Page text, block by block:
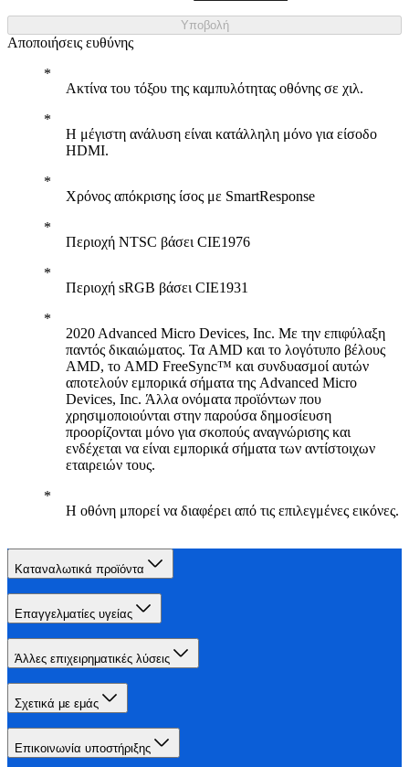
Υποβολή
Αποποιήσεις ευθύνης
Ακτίνα του τόξου της καμπυλότητας οθόνης σε χιλ.
Η μέγιστη ανάλυση είναι κατάλληλη μόνο για είσοδο
HDMI.
Χρόνος απόκρισης ίσος με SmartResponse
Περιοχή NTSC βάσει CIE1976
Περιοχή sRGB βάσει CIE1931
2020 Advanced Micro Devices, Inc. Με την επιφύλαξη
παντός δικαιώματος. Τα AMD και το λογότυπο βέλους
AMD, το AMD FreeSync™ και συνδυασμοί αυτών
αποτελούν εμπορικά σήματα της Advanced Micro
Devices, Inc. Άλλα ονόματα προϊόντων που
χρησιμοποιούνται στην παρούσα δημοσίευση
προορίζονται μόνο για σκοπούς αναγνώρισης και
ενδέχεται να είναι εμπορικά σήματα των αντίστοιχων
εταιρειών τους.
Η οθόνη μπορεί να διαφέρει από τις επιλεγμένες εικόνες.
Καταναλωτικά προϊόντα
Επαγγελματίες υγείας
Άλλες επιχειρηματικές λύσεις
Σχετικά με εμάς
Επικοινωνία υποστήριξης